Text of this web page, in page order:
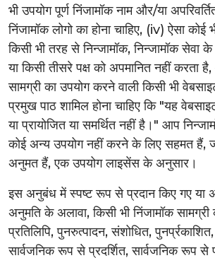
भी उपयोग पूर्ण निंजामॉक नाम और/या
निंजामॉक लोगो का होना चाहिए, (iv) ऐसा कोई
किसी भी तरह से निन्जामॉक, निन्जामॉक सेवा के
या किसी तीसरे पक्ष को अपमानित नहीं करता
सामग्री का उपयोग करने वाली किसी भी
प्रमुख पाठ शामिल होना चाहिए कि "यह
या प्रायोजित या समर्थित नहीं है।" आप
कोई अन्य उपयोग नहीं करने के लिए सहमत हैं,
अनुमत हैं, एक उपयोग लाइसेंस के अनुसार।
इस अनुबंध में स्पष्ट रूप से प्रदान किए गए या
अनुमति के अलावा, किसी भी निंजामॉक सामग्री
प्रतिलिपि, पुनरुत्पादन, संशोधित,
सार्वजनिक रूप से प्रदर्शित, सार्वजनिक रूप से